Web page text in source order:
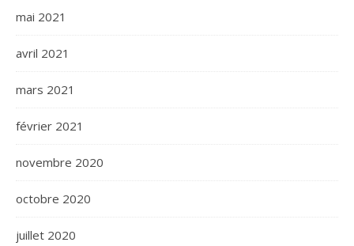
mai 2021
avril 2021
mars 2021
février 2021
novembre 2020
octobre 2020
juillet 2020